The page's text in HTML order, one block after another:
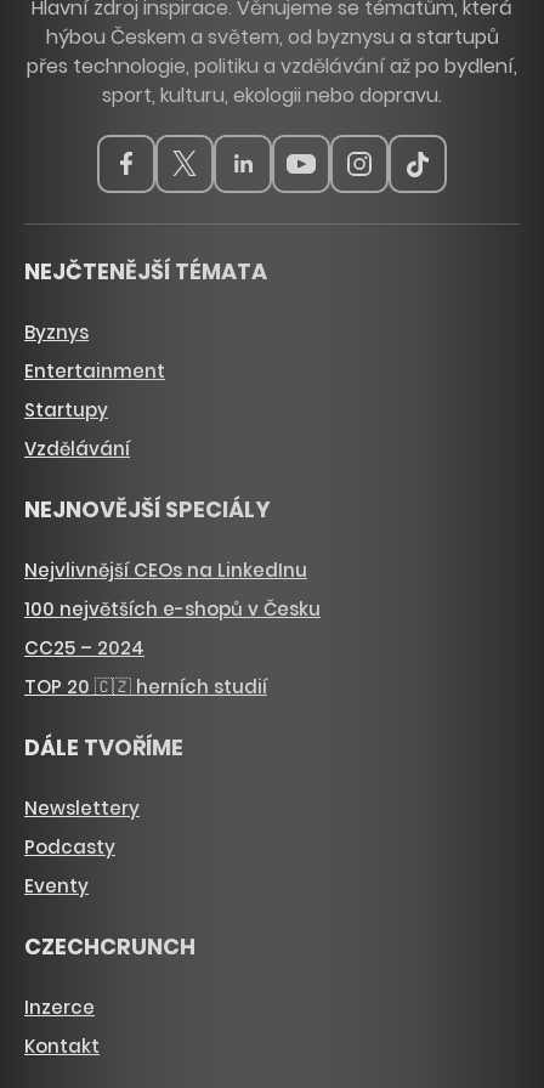
Hlavní zdroj inspirace. Věnujeme se tématům, která
hýbou Českem a světem, od byznysu a startupů
přes technologie, politiku a vzdělávání až po bydlení,
sport, kulturu, ekologii nebo dopravu.
NEJČTENĚJŠÍ TÉMATA
Byznys
Entertainment
Startupy
Vzdělávání
NEJNOVĚJŠÍ SPECIÁLY
Nejvlivnější CEOs na LinkedInu
100 největších e-shopů v Česku
CC25 – 2024
TOP 20 🇨🇿 herních studií
DÁLE TVOŘÍME
Newslettery
Podcasty
Eventy
CZECHCRUNCH
Inzerce
Kontakt